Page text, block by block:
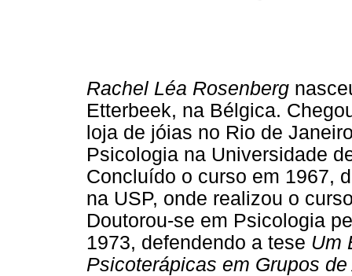
Rachel Léa Rosenberg
Etterbeek, na Bélgica.
loja de jóias no Rio de
Psicologia na Universidade
Concluído o curso em 1967,
na USP, onde realizou o
Doutorou-se em Psicologia
1973, defendendo a tese Um
Psicoterápicas em Grupos